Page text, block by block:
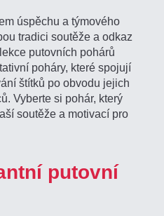
úspěchu a týmového
tradici soutěže a odkaz
putovních pohárů
poháry, které spojují
štítků po obvodu jejich
Vyberte si pohár, který
soutěže a motivací pro
putovní